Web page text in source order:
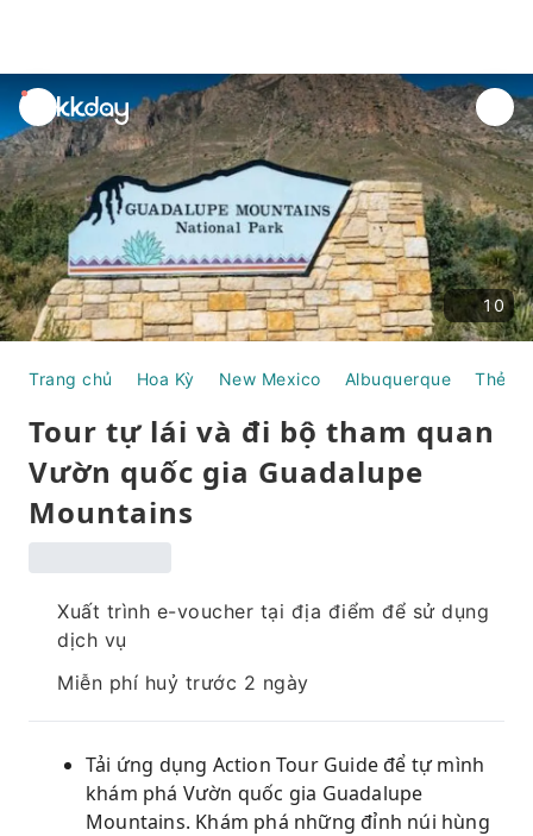
unread
notifications
10
Trang chủ Hoa Kỳ New Mexico Albuquerque Thẻ
Tour tự lái và đi bộ tham quan
Vườn quốc gia Guadalupe
Mountains
Xuất trình e-voucher tại địa điểm để sử dụng
dịch vụ
Miễn phí huỷ trước 2 ngày
Tải ứng dụng Action Tour Guide để tự mình
khám phá Vườn quốc gia Guadalupe
Mountains. Khám phá những đỉnh núi hùng